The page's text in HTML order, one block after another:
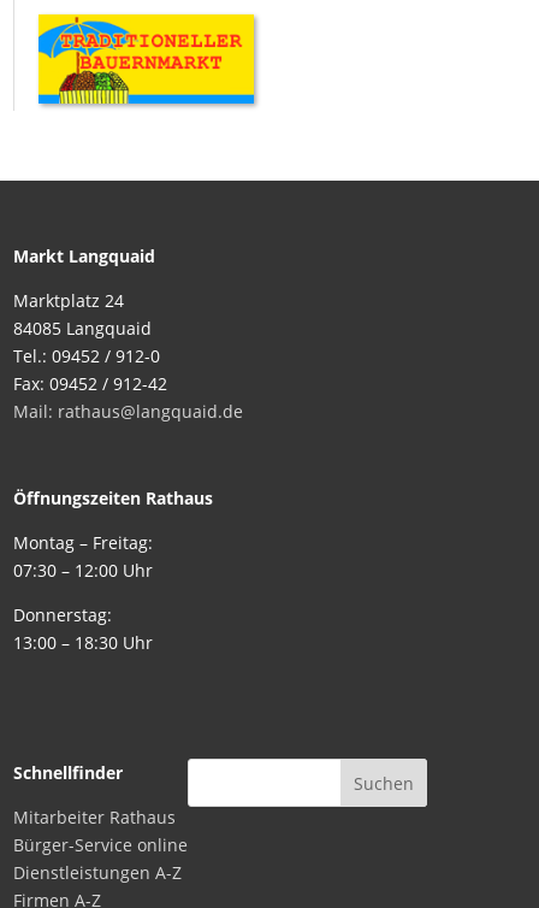
Markt Langquaid
Marktplatz 24
84085 Langquaid
Tel.: 09452 / 912-0
Fax: 09452 / 912-42
Mail: rathaus@langquaid.de
Öffnungszeiten Rathaus
Montag – Freitag:
07:30 – 12:00 Uhr
Donnerstag:
13:00 – 18:30 Uhr
Schnellfinder
Mitarbeiter Rathaus
Bürger-Service online
Dienstleistungen A-Z
Firmen A-Z